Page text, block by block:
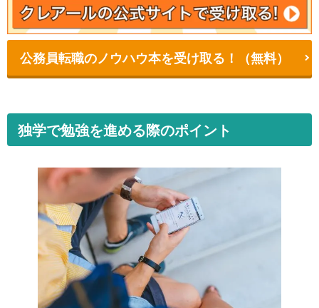
公務員転職のノウハウ本を受け取る！（無料）
独学で勉強を進める際のポイント